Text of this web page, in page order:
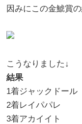
因みにこの金鯱賞
こうなりました↓
結果
1着ジャックドール
2着レイパパレ
3着アカイイト